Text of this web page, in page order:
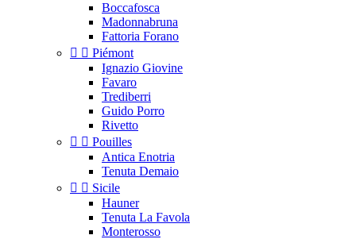
Boccafosca
Madonnabruna
Fattoria Forano
  Piémont
Ignazio Giovine
Favaro
Trediberri
Guido Porro
Rivetto
  Pouilles
Antica Enotria
Tenuta Demaio
  Sicile
Hauner
Tenuta La Favola
Monterosso